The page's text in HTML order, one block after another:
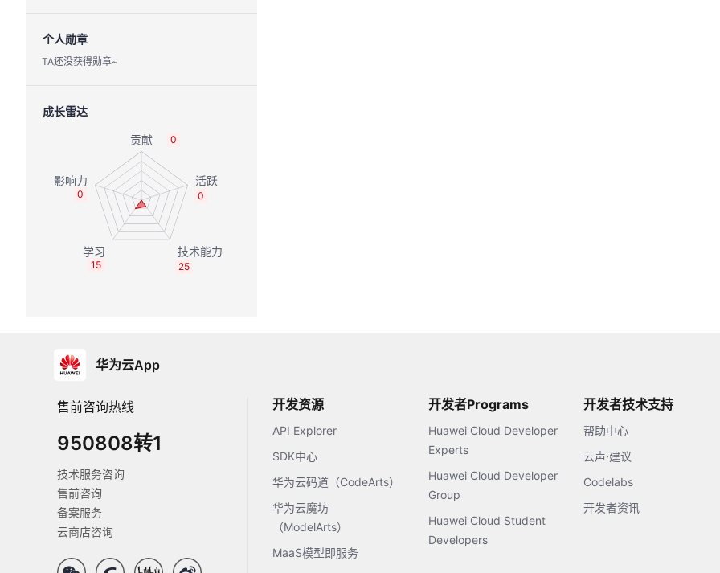
个人勋章
TA还没获得勋章~
成长雷达
0
0
25
15
0
华为云App
售前咨询热线
950808转1
技术服务咨询
售前咨询
备案服务
云商店咨询
开发资源
API Explorer
SDK中心
华为云码道（CodeArts）
华为云魔坊
（ModelArts）
MaaS模型即服务
开发者Programs
Huawei Cloud Developer
Experts
Huawei Cloud Developer
Group
Huawei Cloud Student
Developers
开发者技术支持
帮助中心
云声·建议
Codelabs
开发者资讯